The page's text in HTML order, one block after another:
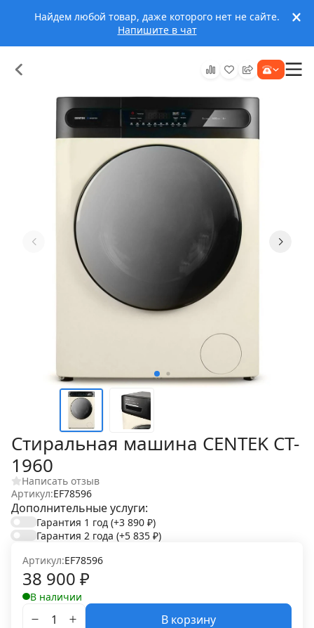
Найдем любой товар, даже которого нет не сайте.
Напишите в чат
Стиральная машина CENTEK CT-
1960
Написать отзыв
Артикул:EF78596
Дополнительные услуги:
Гарантия 1 год (+3 890 ₽)
Гарантия 2 года (+5 835 ₽)
Артикул:EF78596
38 900 ₽
В наличии
В корзину